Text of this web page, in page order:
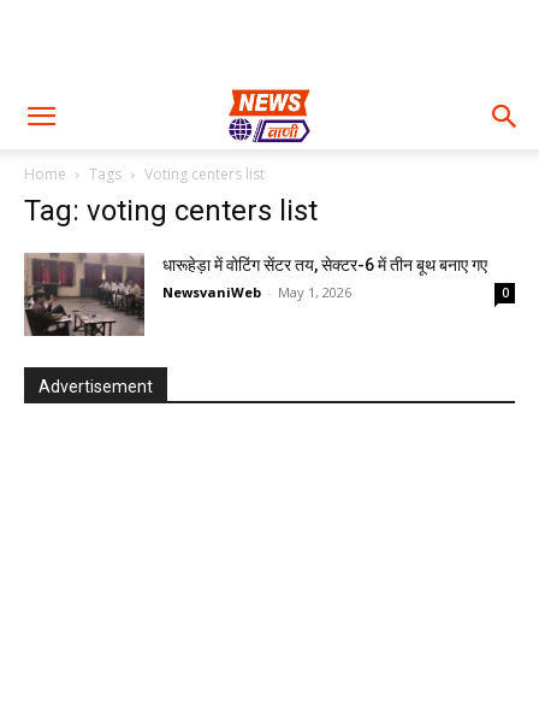
Home Tags Voting centers list
Tag: voting centers list
धारूहेड़ा में वोटिंग सेंटर तय, सेक्टर-6 में तीन बूथ बनाए गए
NewsvaniWeb - May 1, 2026 0
Advertisement